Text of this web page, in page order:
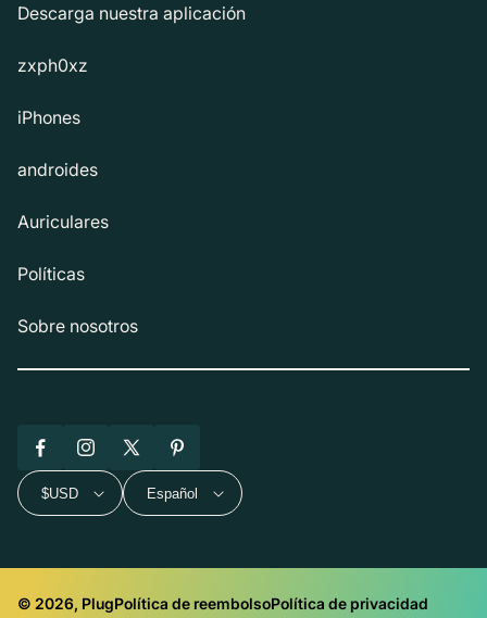
Descarga nuestra aplicación
zxph0xz
iPhones
androides
Auriculares
Políticas
Sobre nosotros
FacebookInstagram
X
(Twitter)
Pinterest
$USD Español
© 2026, PlugPolítica de reembolsoPolítica de privacidad